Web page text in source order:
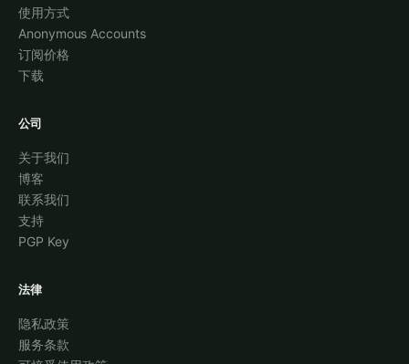
使用方式
Anonymous Accounts
订阅价格
下载
公司
关于我们
博客
联系我们
支持
PGP Key
法律
隐私政策
服务条款